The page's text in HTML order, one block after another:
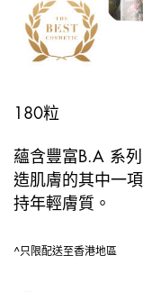
180粒
蘊含豐富B.A 系
造肌膚的其中一
持年輕膚質。
^只限配送至香港地區